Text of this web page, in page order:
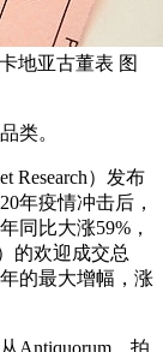
地亚古董表 图
类。
）发布
年疫情冲击后，
同比大涨59%，
的欢迎成交总
的最大增幅，涨
、拍